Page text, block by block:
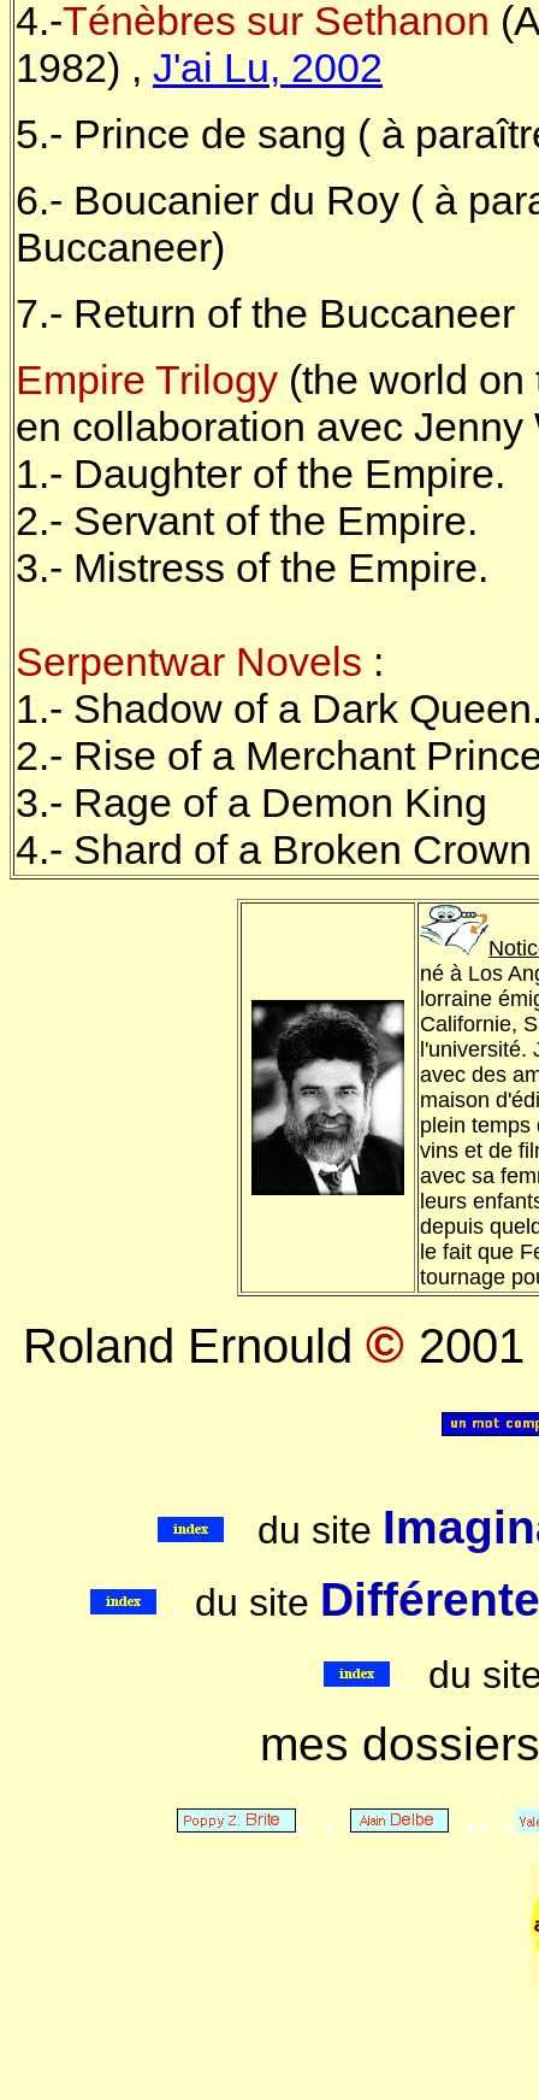
4.-Ténèbres sur Sethanon
1982) , J'ai Lu, 2002
5.- Prince de sang ( à
6.- Boucanier du Roy ( à
Buccaneer)
7.- Return of the Buccaneer
Empire Trilogy (the world on
en collaboration avec
1.- Daughter of the Empire.
2.- Servant of the Empire.
3.- Mistress of the Empire.
Serpentwar Novels :
1.- Shadow of a Dark
2.- Rise of a Merchant
3.- Rage of a Demon King
4.- Shard of a Broken
né à Los
lorraine
Californie,
l'université.
avec des
maison
plein temps
vins et de
avec sa
leurs
depuis
le fait que
tournage
Roland Ernould © 2001
..
.. du site
.. du site
.. du
mes
. .
.. .